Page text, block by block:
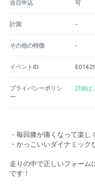
当日申込 可
計測 -
その他の特徴 -
イベントID
プライバシーポリシ
ー
詳細は
・毎回膝が痛くなって楽し
・かっこいいダイナミッ
走りの中で正しいフォーム
です！